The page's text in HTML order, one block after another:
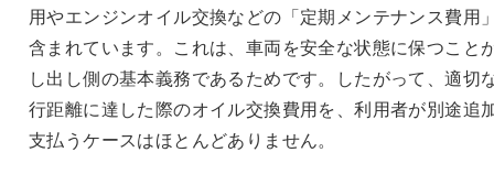
用やエンジンオイル交換などの「定期メンテナンス費用
含まれています。これは、車両を安全な状態に保つこと
し出し側の基本義務であるためです。したがって、適切
行距離に達した際のオイル交換費用を、利用者が別途追
支払うケースはほとんどありません。